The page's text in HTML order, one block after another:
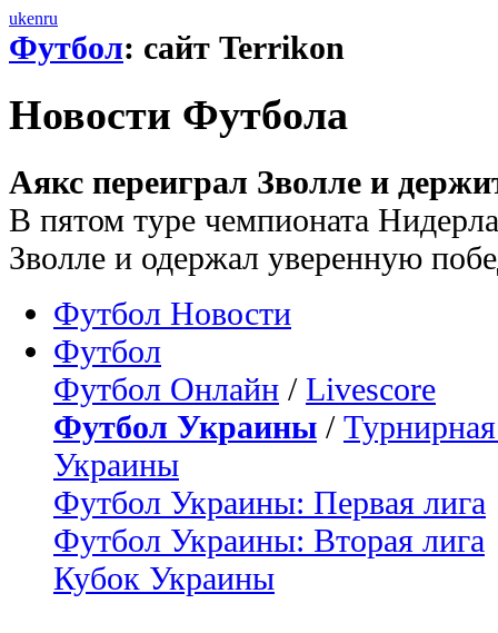
ukenru
Футбол: сайт Terrikon
Новости Футбола
Аякс переиграл Зволле и
В пятом туре чемпионата
Зволле и одержал уверенную
Футбол Новости
Футбол
Футбол Онлайн / Livescore
Футбол Украины /
Украины
Футбол Украины: Первая лига
Футбол Украины: Вторая лига
Кубок Украины